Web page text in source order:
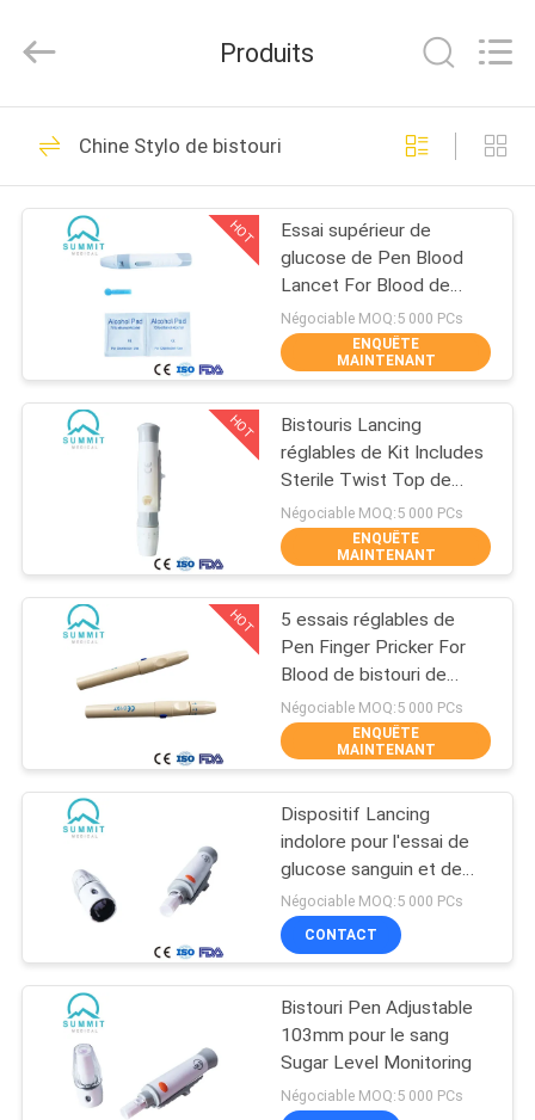
MAISON
PRODUITS
AU
SUJET
VISITE
D'USINE
CONTRÔLE
QUALITÉ
CONTACTEZ-
NOUS
NOUVELLES
Reserved.
Bistouri de sécurité
111
Bistouri de torsion
38
Stylo de bistouri
35
Insuline Pen Needle
Produits
Chine Stylo de bistouri
HOT
Essai supérieur de
glucose de Pen Blood
Lancet For Blood de
torsion de diabète
Négociable MOQ:5 000 PCs
ENQUÊTE
MAINTENANT
HOT
Bistouris Lancing
réglables de Kit Includes
Sterile Twist Top de
dispositif
Négociable MOQ:5 000 PCs
ENQUÊTE
MAINTENANT
HOT
5 essais réglables de
Pen Finger Pricker For
Blood de bistouri de
profondeurs
Négociable MOQ:5 000 PCs
ENQUÊTE
MAINTENANT
Dispositif Lancing
indolore pour l'essai de
glucose sanguin et de
cétone
Négociable MOQ:5 000 PCs
CONTACT
Bistouri Pen Adjustable
103mm pour le sang
Sugar Level Monitoring
Négociable MOQ:5 000 PCs